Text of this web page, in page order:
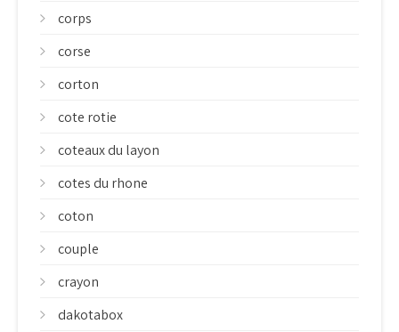
corps
corse
corton
cote rotie
coteaux du layon
cotes du rhone
coton
couple
crayon
dakotabox